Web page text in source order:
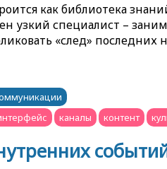
как библиотека
узкий специалист –
«след»
каналы контент